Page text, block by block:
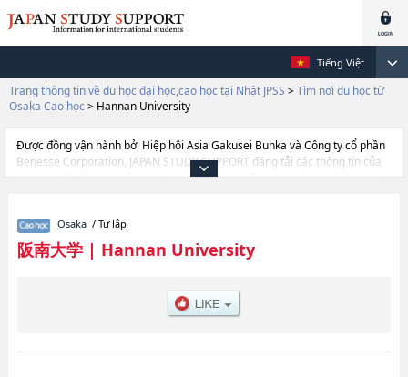
Tiếng Việt
Trang thông tin về du học đại học,cao học tại Nhật JPSS > Tìm nơi du học từ
Osaka Cao học > Hannan University
Được đồng vận hành bởi Hiệp hội Asia Gakusei Bunka và Công ty cổ phần
Benesse Corporation, JAPAN STUDY SUPPORT đăng tải các thông tin của
khoảng 1.300 trường đại học, cao học, trường đại học ngắn hạn, trường
cần thiết dành cho du học sinh, như là về các Graduate school of
Management Information, thông tin về từng khoa nghiên cứu, thông tin
liên quan đến thi tuyển như số lượng tuyển sinh, số lượng trúng tuyển, cở
Osaka / Tư lập
阪南大学| Hannan University